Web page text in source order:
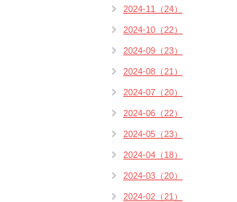
2024-11（24）
2024-10（22）
2024-09（23）
2024-08（21）
2024-07（20）
2024-06（22）
2024-05（23）
2024-04（18）
2024-03（20）
2024-02（21）